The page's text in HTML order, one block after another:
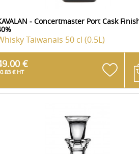
- Concertmaster Port Cask
Taiwanais 50 cl (0.5L)
€
€ HT